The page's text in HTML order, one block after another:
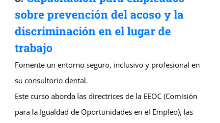
sobre prevención del acoso y la
discriminación en el lugar de
trabajo
Fomente un entorno seguro, inclusivo y profesional en
su consultorio dental.
Este curso aborda las directrices de la EEOC (Comisión
para la Igualdad de Oportunidades en el Empleo), las